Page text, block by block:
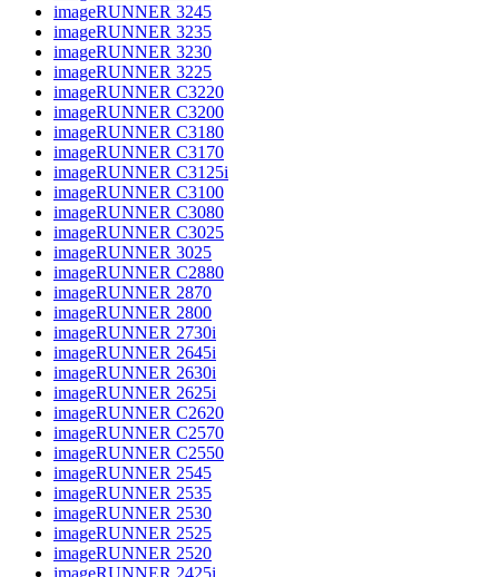
imageRUNNER 3245
imageRUNNER 3235
imageRUNNER 3230
imageRUNNER 3225
imageRUNNER C3220
imageRUNNER C3200
imageRUNNER C3180
imageRUNNER C3170
imageRUNNER C3125i
imageRUNNER C3100
imageRUNNER C3080
imageRUNNER C3025
imageRUNNER 3025
imageRUNNER C2880
imageRUNNER 2870
imageRUNNER 2800
imageRUNNER 2730i
imageRUNNER 2645i
imageRUNNER 2630i
imageRUNNER 2625i
imageRUNNER C2620
imageRUNNER C2570
imageRUNNER C2550
imageRUNNER 2545
imageRUNNER 2535
imageRUNNER 2530
imageRUNNER 2525
imageRUNNER 2520
imageRUNNER 2425i